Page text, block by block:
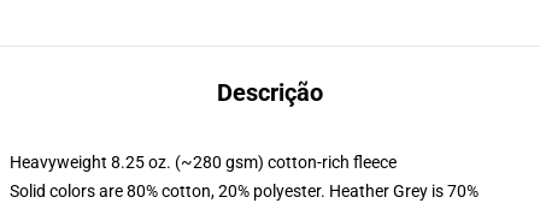
Descrição
Heavyweight 8.25 oz. (~280 gsm) cotton-rich fleece
Solid colors are 80% cotton, 20% polyester. Heather Grey is 70%